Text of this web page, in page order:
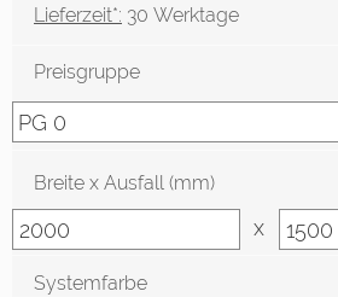
Lieferzeit*: 30 Werktage
Preisgruppe
Breite x Ausfall (mm)
x
Systemfarbe